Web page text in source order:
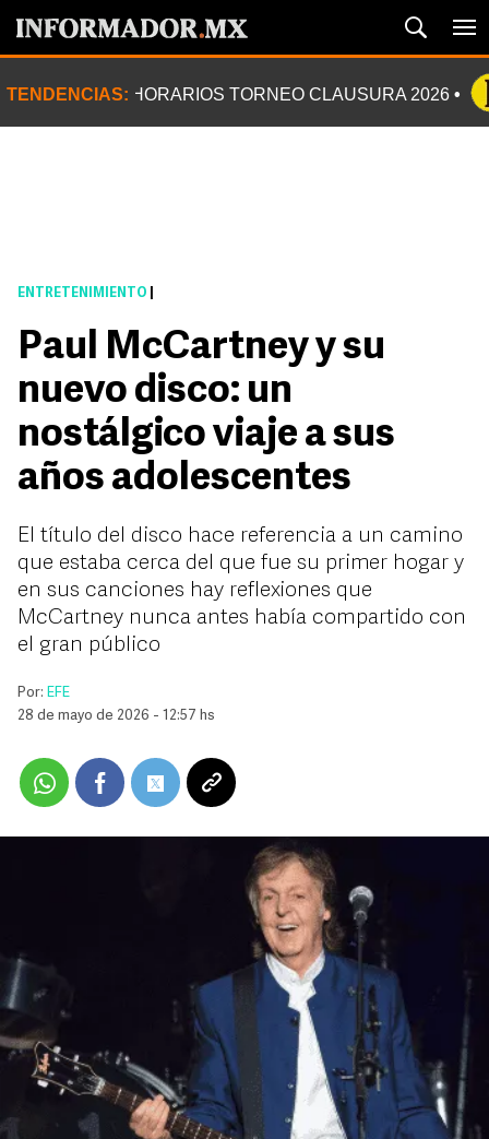
TENDENCIAS: HORARIOS TORNEO CLAUSURA 2026
ENTRETENIMIENTO
Paul McCartney y su
nuevo disco: un
nostálgico viaje a sus
años adolescentes
El título del disco hace referencia a un camino
que estaba cerca del que fue su primer hogar y
en sus canciones hay reflexiones que
McCartney nunca antes había compartido con
el gran público
Por: EFE
28 de mayo de 2026 - 12:57 hs